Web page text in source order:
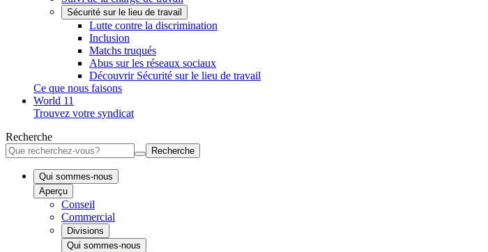
Sécurité sur le lieu de travail
Lutte contre la discrimination
Inclusion
Matchs truqués
Abus sur les réseaux sociaux
Découvrir Sécurité sur le lieu de travail
Ce que nous faisons
World 11
Trouvez votre syndicat
Recherche
Recherche
Qui sommes-nous
Aperçu
Conseil
Commercial
Divisions
Qui sommes-nous